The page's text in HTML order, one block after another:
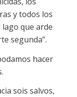
y todos los
que arde
segunda”.
hacer
sois salvos,